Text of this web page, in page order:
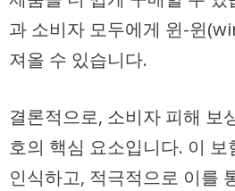
과 소비자 모두에게 윈-윈
져올 수 있습니다.
결론적으로, 소비자 피해 보
호의 핵심 요소입니다. 이
인식하고, 적극적으로 이를